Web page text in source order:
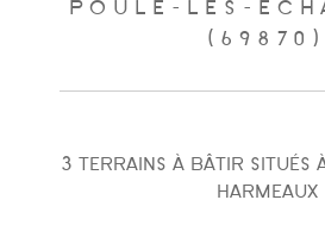
POULE-LES-
(69870)
3 terrains à bâtir situés
harmeaux